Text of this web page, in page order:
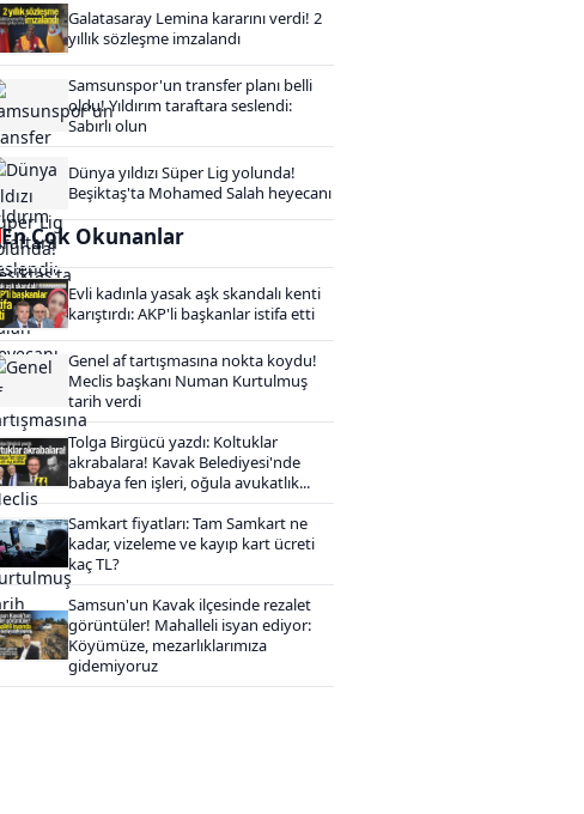
Galatasaray Lemina kararını verdi! 2
yıllık sözleşme imzalandı
Samsunspor'un transfer planı belli
oldu! Yıldırım taraftara seslendi:
Sabırlı olun
Dünya yıldızı Süper Lig yolunda!
Beşiktaş'ta Mohamed Salah heyecanı
En Çok Okunanlar
Evli kadınla yasak aşk skandalı kenti
karıştırdı: AKP'li başkanlar istifa etti
Genel af tartışmasına nokta koydu!
Meclis başkanı Numan Kurtulmuş
tarih verdi
Tolga Birgücü yazdı: Koltuklar
akrabalara! Kavak Belediyesi'nde
babaya fen işleri, oğula avukatlık...
Samkart fiyatları: Tam Samkart ne
kadar, vizeleme ve kayıp kart ücreti
kaç TL?
Samsun'un Kavak ilçesinde rezalet
görüntüler! Mahalleli isyan ediyor:
Köyümüze, mezarlıklarımıza
gidemiyoruz